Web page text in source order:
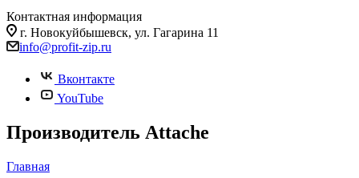
Контактная информация
г. Новокуйбышевск, ул. Гагарина 11
info@profit-zip.ru
Вконтакте
YouTube
Производитель Attache
Главная